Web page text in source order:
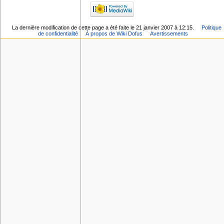
La dernière modification de cette page a été faite le 21 janvier 2007 à 12:15.
Politique
de confidentialité
À propos de Wiki Dofus Avertissements